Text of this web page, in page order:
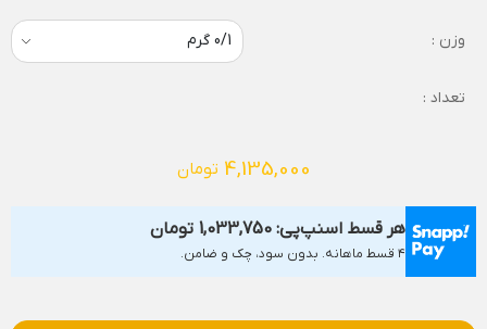
وزن :
تعداد :
4,135,000 تومان
هر قسط اسنپ‌پی: 1,033,750 تومان
۴ قسط ماهانه. بدون سود، چک و ضامن.